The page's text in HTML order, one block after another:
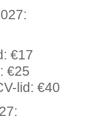
€17
€25
lid: €40